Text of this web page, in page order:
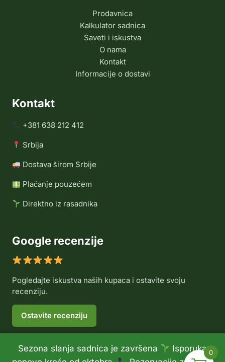
Sezona slanja sadnica je završena
Isporuka
Prodavnica
Kalkulator sadnica
Saveti i iskustva
O nama
Kontakt
Informacije o dostavi
Kontakt
+381 638 212 412
Srbija
Dostava širom Srbije
Plaćanje pouzećem
Direktno iz rasadnika
Google recenzije
Pogledajte iskustva naših kupaca i ostavite svoju
recenziju.
Ostavite recenziju
0